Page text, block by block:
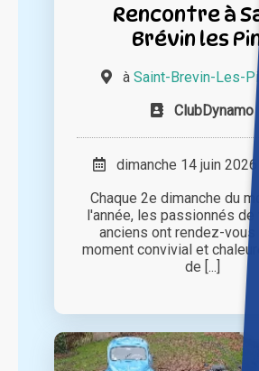
Rencontre à
Brévin les
à Saint-Brevin-Les-
ClubDynamo
dimanche 14 juin 2026
Chaque 2e dimanche du
l'année, les passionnés de
anciens ont rendez-vous
moment convivial et
de [...]